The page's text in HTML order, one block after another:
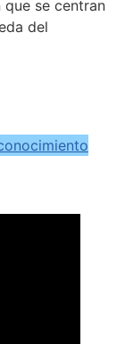
se centran
del